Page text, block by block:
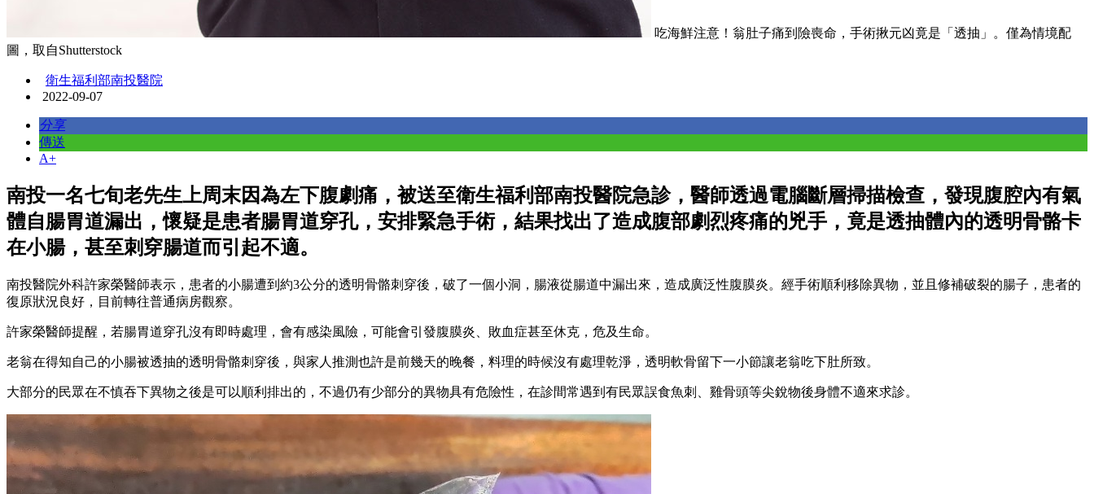
吃海鮮注意！翁肚子痛到險喪命，手術揪元凶竟是「透抽」。僅為情境配
圖，取自Shutterstock
衛生福利部南投醫院
2022-09-07
分享
傳送
A+
南投一名七旬老先生上周末因為左下腹劇痛，被送至衛生福利部南投醫院急診，醫師透過電腦斷層掃描檢查，發現腹腔內有氣
體自腸胃道漏出，懷疑是患者腸胃道穿孔，安排緊急手術，結果找出了造成腹部劇烈疼痛的兇手，竟是透抽體內的透明骨骼卡
在小腸，甚至刺穿腸道而引起不適。
南投醫院外科許家榮醫師表示，患者的小腸遭到約3公分的透明骨骼刺穿後，破了一個小洞，腸液從腸道中漏出來，造成廣泛性腹膜炎。經手術順利移除異物，並且修補破裂的腸子，患者的
復原狀況良好，目前轉往普通病房觀察。
許家榮醫師提醒，若腸胃道穿孔沒有即時處理，會有感染風險，可能會引發腹膜炎、敗血症甚至休克，危及生命。
老翁在得知自己的小腸被透抽的透明骨骼刺穿後，與家人推測也許是前幾天的晚餐，料理的時候沒有處理乾淨，透明軟骨留下一小節讓老翁吃下肚所致。
大部分的民眾在不慎吞下異物之後是可以順利排出的，不過仍有少部分的異物具有危險性，在診間常遇到有民眾誤食魚刺、雞骨頭等尖銳物後身體不適來求診。